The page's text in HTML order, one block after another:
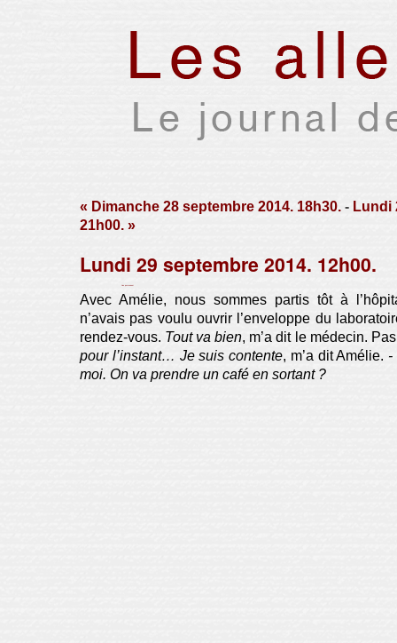
« Dimanche 28 septembre 2014. 18h30. - Lundi
21h00. »
Lundi 29 septembre 2014. 12h00.
Avec Amélie, nous sommes partis tôt à
n’avais pas voulu ouvrir l’enveloppe du
rendez-vous. Tout va bien, m’a dit le médecin.
pour l’instant… Je suis contente, m’a dit Amélie. -
moi. On va prendre un café en sortant ?